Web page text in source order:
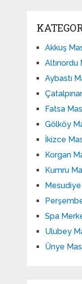
Akkuş
Altınordu
Aybastı
Fatsa
Gölköy
İkizce
Korgan
Kumru
Spa
Ulubey
Ünye